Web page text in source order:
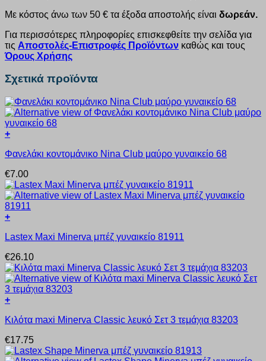
Με κόστος άνω των 50 € τα έξοδα αποστολής είναι δωρεάν.
Για περισσότερες πληροφορίες επισκεφθείτε την σελίδα για
τις Αποστολές-Επιστροφές Προϊόντων καθώς και τους
Όρους Χρήσης
Σχετικά προϊόντα
+
το
έχει
πολλαπλές
παραλλαγές.
Οι
επιλογές
να
στη
σελίδα
του
προϊόντος
Φανελάκι κοντομάνικο Nina Club μαύρο γυναικείο 68
€7.00
+
το
έχει
πολλαπλές
παραλλαγές.
Οι
επιλογές
να
στη
σελίδα
Lastex Maxi Minerva μπέζ γυναικείο 81911
€26.10
+
το
έχει
πολλαπλές
Κιλότα maxi Minerva Classic λευκό Σετ 3 τεμάχια 83203
€17.75